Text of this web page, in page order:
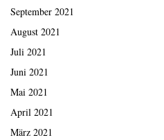
September 2021
August 2021
Juli 2021
Juni 2021
Mai 2021
April 2021
März 2021